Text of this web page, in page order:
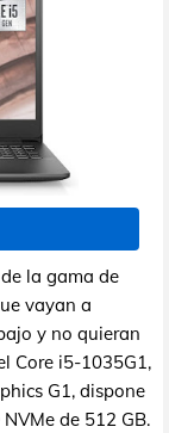
la gama de
vayan a
y no quieran
Core i5-1035G1,
G1, dispone
de 512 GB.